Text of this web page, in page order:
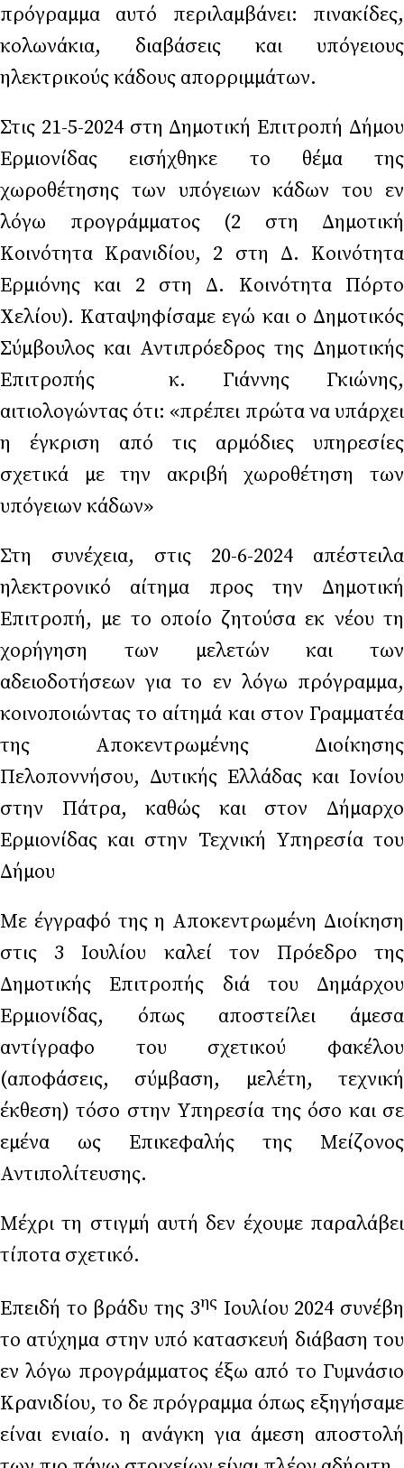
πρόγραμμα αυτό περιλαμβάνει: πινακίδες,
κολωνάκια, διαβάσεις και υπόγειους
ηλεκτρικούς κάδους απορριμμάτων.
Στις 21-5-2024 στη Δημοτική Επιτροπή Δήμου
Ερμιονίδας εισήχθηκε το θέμα της
χωροθέτησης των υπόγειων κάδων του εν
λόγω προγράμματος (2 στη Δημοτική
Κοινότητα Κρανιδίου, 2 στη Δ. Κοινότητα
Ερμιόνης και 2 στη Δ. Κοινότητα Πόρτο
Χελίου). Καταψηφίσαμε εγώ και ο Δημοτικός
Σύμβουλος και Αντιπρόεδρος της Δημοτικής
Επιτροπής κ. Γιάννης Γκιώνης,
αιτιολογώντας ότι: «πρέπει πρώτα να υπάρχει
η έγκριση από τις αρμόδιες υπηρεσίες
σχετικά με την ακριβή χωροθέτηση των
υπόγειων κάδων»
Στη συνέχεια, στις 20-6-2024 απέστειλα
ηλεκτρονικό αίτημα προς την Δημοτική
Επιτροπή, με το οποίο ζητούσα εκ νέου τη
χορήγηση των μελετών και των
αδειοδοτήσεων για το εν λόγω πρόγραμμα,
κοινοποιώντας το αίτημά και στον Γραμματέα
της Αποκεντρωμένης Διοίκησης
Πελοποννήσου, Δυτικής Ελλάδας και Ιονίου
στην Πάτρα, καθώς και στον Δήμαρχο
Ερμιονίδας και στην Τεχνική Υπηρεσία του
Δήμου
Με έγγραφό της η Αποκεντρωμένη Διοίκηση
στις 3 Ιουλίου καλεί τον Πρόεδρο της
Δημοτικής Επιτροπής διά του Δημάρχου
Ερμιονίδας, όπως αποστείλει άμεσα
αντίγραφο του σχετικού φακέλου
(αποφάσεις, σύμβαση, μελέτη, τεχνική
έκθεση) τόσο στην Υπηρεσία της όσο και σε
εμένα ως Επικεφαλής της Μείζονος
Αντιπολίτευσης.
Μέχρι τη στιγμή αυτή δεν έχουμε παραλάβει
τίποτα σχετικό.
Επειδή το βράδυ της 3ηςΙουλίου 2024 συνέβη
το ατύχημα στην υπό κατασκευή διάβαση του
εν λόγω προγράμματος έξω από το Γυμνάσιο
Κρανιδίου, το δε πρόγραμμα όπως εξηγήσαμε
είναι ενιαίο. η ανάγκη για άμεση αποστολή